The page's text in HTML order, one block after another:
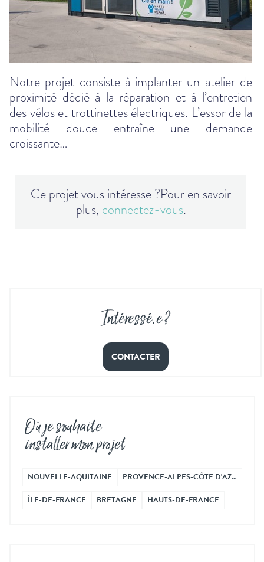
Notre projet consiste à implanter un atelier de
proximité dédié à la réparation et à l’entretien
des vélos et trottinettes électriques. L’essor de la
mobilité douce entraîne une demande
croissante…
Ce projet vous intéresse ?Pour en savoir
plus, connectez-vous.
Intéressé.e ?
CONTACTER
Où je souhaite
installer mon projet
NOUVELLE-AQUITAINE
PROVENCE-ALPES-CÔTE D'AZ…
ÎLE-DE-FRANCE
BRETAGNE HAUTS-DE-FRANCE